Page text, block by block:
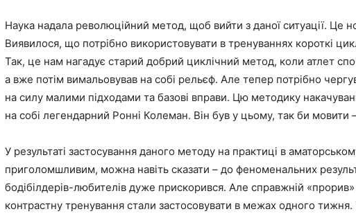
Наука надала революційний метод, щоб вийти з даної ситуації. Це
Виявилося, що потрібно використовувати в тренуваннях короткі
Так, це нам нагадує старий добрий циклічний метод, коли атлет
а вже потім вимальовував на собі рельєф. Але тепер потрібно
на силу малими підходами та базові вправи. Цю методику
на собі легендарний Ронні Колеман. Він був у цьому, так би мовити
У результаті застосування даного методу на практиці в
приголомшливим, можна навіть сказати – до феноменальних
бодібілдерів-любителів дуже прискорився. Але справжній
контрастну тренування стали застосовувати в межах одного тижня.